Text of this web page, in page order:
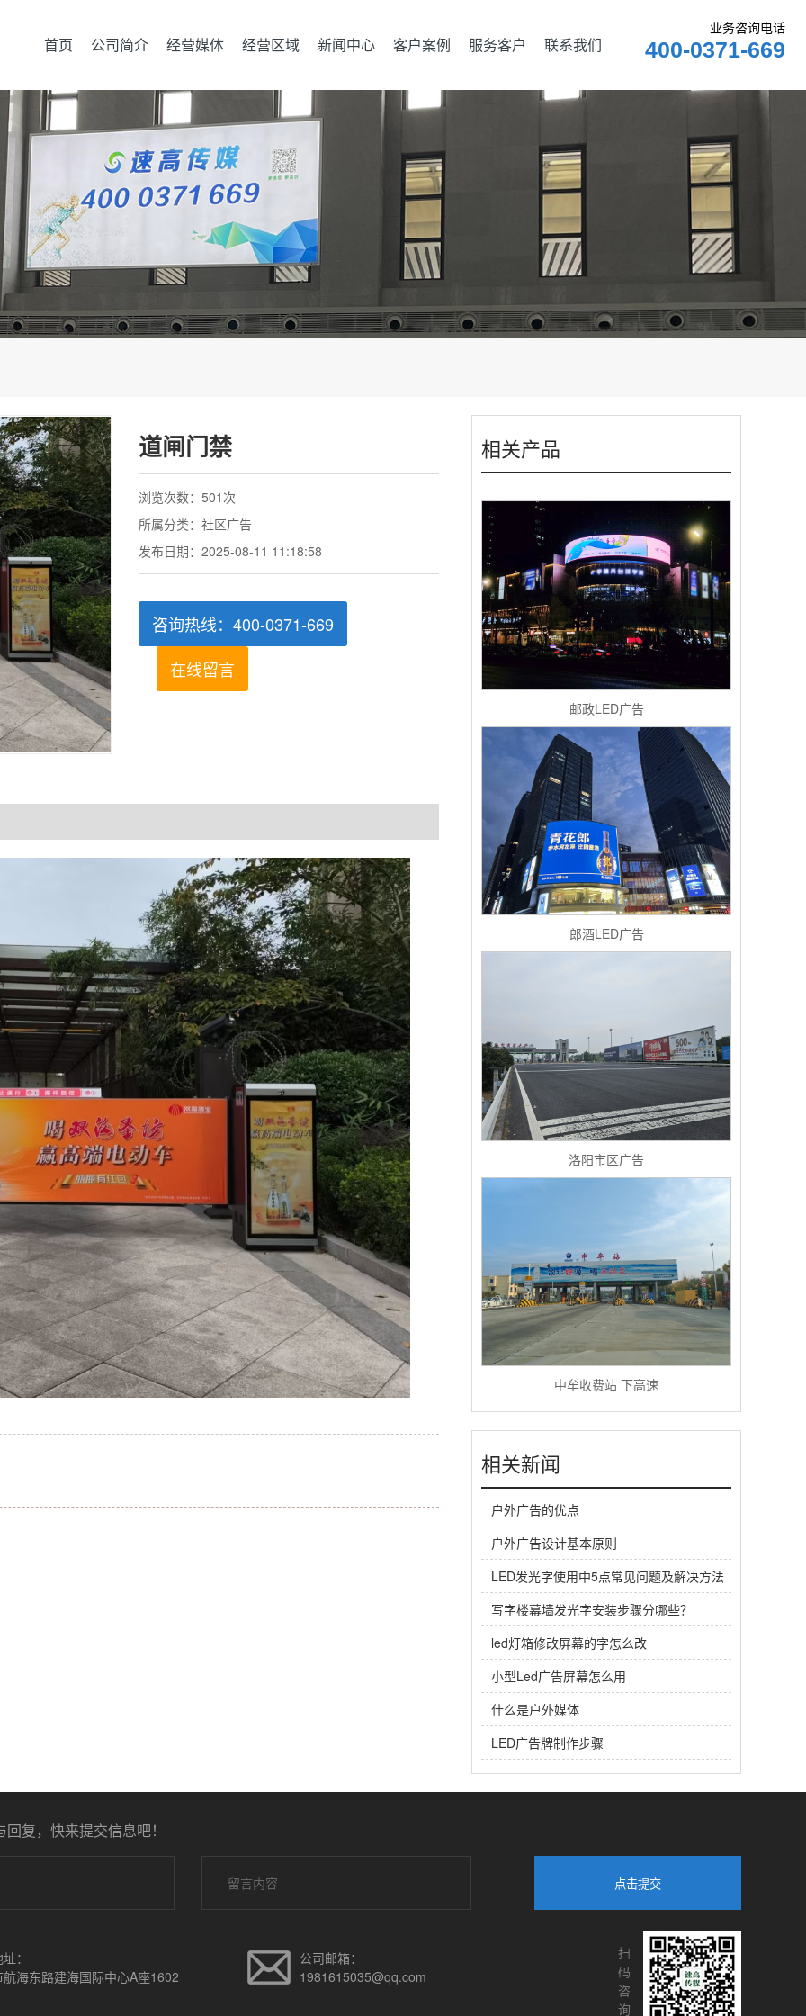
首页 公司简介 经营媒体 经营区域 新闻中心 客户案例 服务客户 联系我们
业务咨询电话
400-0371-669
道闸门禁
浏览次数：501次
所属分类：社区广告
发布日期：2025-08-11 11:18:58
咨询热线：400-0371-669
在线留言
相关产品
邮政LED广告
郎酒LED广告
洛阳市区广告
中牟收费站 下高速
相关新闻
户外广告的优点
户外广告设计基本原则
LED发光字使用中5点常见问题及解决方法
写字楼幕墙发光字安装步骤分哪些？
led灯箱修改屏幕的字怎么改
小型Led广告屏幕怎么用
什么是户外媒体
LED广告牌制作步骤
复，快来提交信息吧！
点击提交
：
海东路建海国际中心A座1602
公司邮箱：
1981615035@qq.com
扫
码
咨
询